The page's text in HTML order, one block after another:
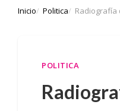
Inicio Politica Radiografía
POLITICA